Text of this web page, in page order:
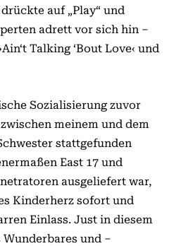
auf „Play“ und
adrett vor sich hin –
Talking ‘Bout Love‹ und
Sozialisierung zuvor
meinem und dem
stattgefunden
East 17 und
ausgeliefert war,
Kinderherz sofort und
Einlass. Just in diesem
und –